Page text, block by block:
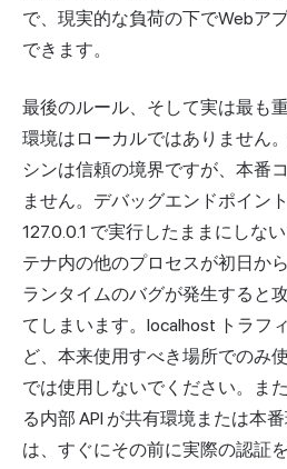
で、現実的な負荷の下でWebア
できます。
最後のルール、そして実は最も
環境はローカルではありません
シンは信頼の境界ですが、本番
ません。デバッグエンドポイン
127.0.0.1 で実行したままにしな
テナ内の他のプロセスが初日か
ランタイムのバグが発生すると
てしまいます。localhost トラフ
ど、本来使用すべき場所でのみ
では使用しないでください。ま
る内部 API が共有環境または本
は、すぐにその前に実際の認証